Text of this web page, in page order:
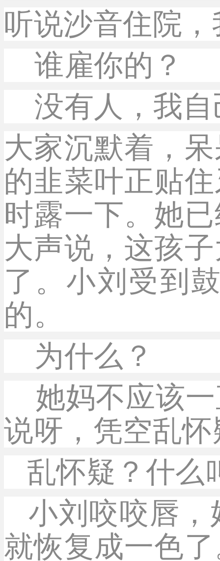
听说沙音住院
谁雇你的？
没有人，我自
大家沉默着，
的韭菜叶正贴
时露一下。她
大声说，这孩
了。小刘受到
的。
为什么？
她妈不应该一
说呀，凭空乱
乱怀疑？什么
小刘咬咬唇，
就恢复成一色